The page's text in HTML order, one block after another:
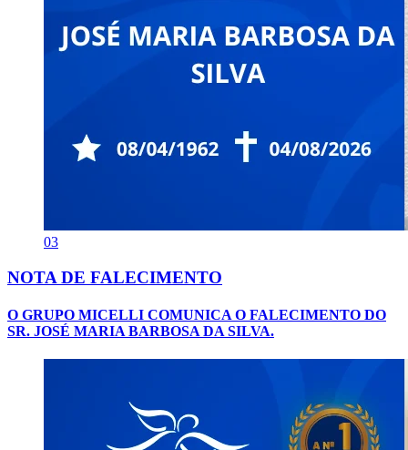
03
NOTA DE FALECIMENTO
O GRUPO MICELLI COMUNICA O FALECIMENTO DO
SR. JOSÉ MARIA BARBOSA DA SILVA.